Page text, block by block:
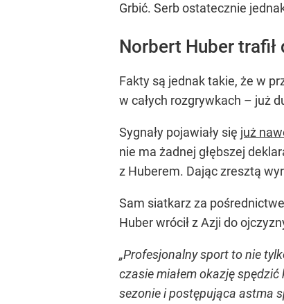
Grbić. Serb ostatecznie
Norbert Huber
Fakty są jednak takie, że w
w całych rozgrywkach – już
Sygnały pojawiały się już
nie ma żadnej głębszej
z Huberem. Dając zresztą
Sam siatkarz za
Huber wrócił z Azji do
„Profesjonalny sport to nie
czasie miałem okazję
sezonie i postępująca astma